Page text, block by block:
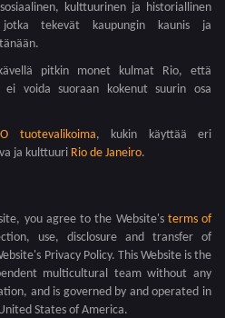
kulttuurinen ja historiallinen
tekevät kaupungin kaunis ja
pitkin monet kulmat Rio, että
ei voida suoraan kokenut suurin osa
tuotevalikoima, kukin käyttää eri
ja kulttuuri Rio de Janeiro.
you agree to the Website's terms of
use, disclosure and transfer of
Privacy Policy. This Website is the
multicultural team without any
and is governed by and operated in
States of America.